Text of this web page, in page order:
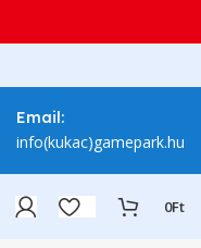
Email:
info(kukac)gamepark.hu
0Ft